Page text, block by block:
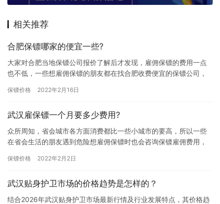
相关推荐
合肥保镖哪家的便宜一些?
大家对合肥当地保镖公司报价了解后才发现，雇佣保镖的费用一点
也不低，一些想雇佣保镖的朋友都在找合肥收费便宜的保镖公司，
宜一些…
保镖价格 2022年2月16日
武汉雇保镖一个月要多少费用?
众所周知，省会城市各方面消费都比一些小城市的要高，所以一些
在省会生活的朋友遇到危险想雇佣保镖时也会咨询保镖雇佣费用，
汉雇…
保镖价格 2022年2月2日
武汉贴身护卫市场的价格趋势是怎样的？
结合2026年武汉贴身护卫市场最新行情及行业发展特点，其价格趋